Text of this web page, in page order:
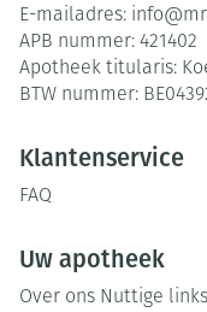
E-mailadres: info@
APB nummer: 421402
Apotheek titularis:
BTW nummer:
Klantenservice
FAQ
Uw apotheek
Over ons Nuttige links